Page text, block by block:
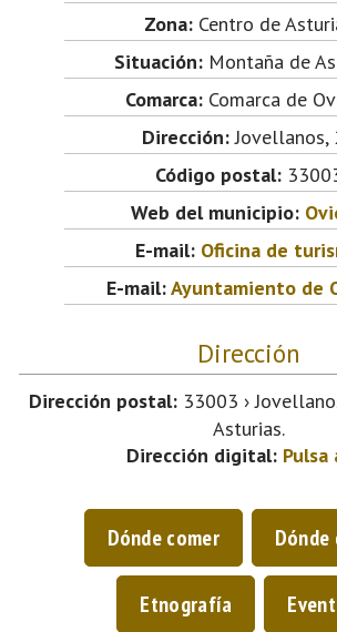
Zona:Centro de
Situación:Montaña de
Comarca:Comarca de
Dirección:Jovellanos,
Código postal:
Web del municipio:
E-mail: Oficina de
E-mail:Ayuntamiento de
Dirección
Dirección postal: 33003 ›
Asturias.
Dirección digital: Pulsa
Dónde comer
Etnografía